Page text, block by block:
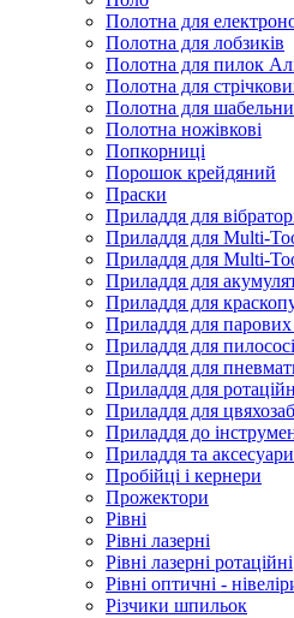
Полотна для
Полотна для лобзиків
Полотна для пилок
Полотна для
Полотна для
Полотна ножівкові
Попкорниці
Порошок крейдяний
Праски
Приладдя для
Приладдя для Multi-
Приладдя для Multi-
Приладдя для
Приладдя для
Приладдя для
Приладдя для
Приладдя для
Приладдя для
Приладдя для
Приладдя до
Приладдя та
Пробійці і кернери
Прожектори
Рівні
Рівні лазерні
Рівні лазерні ротаційні
Рівні оптичні -
Різчики шпильок